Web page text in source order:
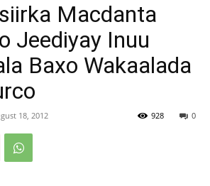
Macdanta
Jeediyay Inuu
Baxo Wakaalada
18, 2012 0
928